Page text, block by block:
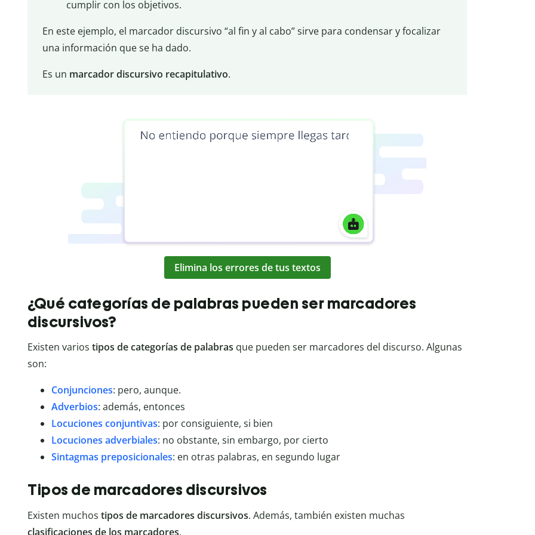
cumplir con los objetivos.
En este ejemplo, el marcador discursivo “al fin y al cabo” sirve para condensar y focalizar
una información que se ha dado.
Es un marcador discursivo recapitulativo.
Elimina los errores de tus textos
¿Qué categorías de palabras pueden ser marcadores
discursivos?
Existen varios tipos de categorías de palabras que pueden ser marcadores del discurso. Algunas
son:
Conjunciones: pero, aunque.
Adverbios: además, entonces
Locuciones conjuntivas: por consiguiente, si bien
Locuciones adverbiales: no obstante, sin embargo, por cierto
Sintagmas preposicionales: en otras palabras, en segundo lugar
Tipos de marcadores discursivos
Existen muchos tipos de marcadores discursivos. Además, también existen muchas
clasificaciones de los marcadores.